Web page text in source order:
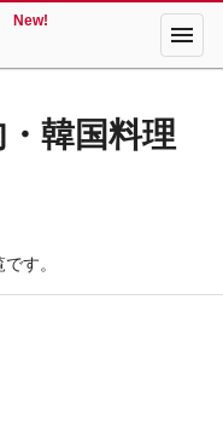
New! menu
韓国料理
す。